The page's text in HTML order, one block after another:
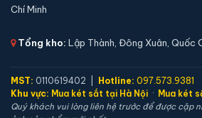
Két sắt mini Liberty LB39S vân
hãng
📐 Kích thước:39 x 39 x 35 cm
Chí Minh
Tổng kho: Lập Thành, Đông Xuân, Quốc
MST: 0110619402 | Hotline: 097.573.9381
Khu vực: Mua két sắt tại Hà Nội · Mua két
Quý khách vui lòng liên hệ trước để được cập